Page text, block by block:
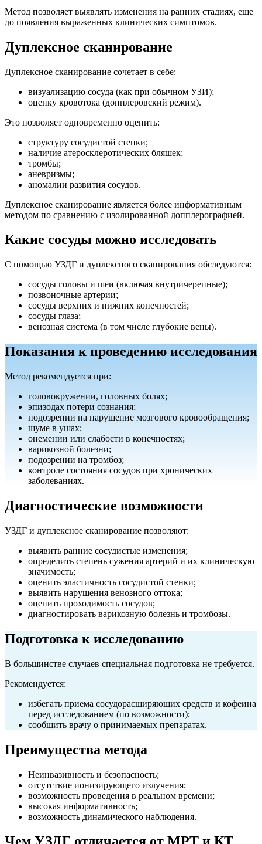
Метод позволяет выявлять изменения на ранних стадиях, еще
до появления выраженных клинических симптомов.
Дуплексное сканирование
Дуплексное сканирование сочетает в себе:
визуализацию сосуда (как при обычном УЗИ);
оценку кровотока (допплеровский режим).
Это позволяет одновременно оценить:
структуру сосудистой стенки;
наличие атеросклеротических бляшек;
тромбы;
аневризмы;
аномалии развития сосудов.
Дуплексное сканирование является более информативным
методом по сравнению с изолированной допплерографией.
Какие сосуды можно исследовать
С помощью УЗДГ и дуплексного сканирования обследуются:
сосуды головы и шеи (включая внутричерепные);
позвоночные артерии;
сосуды верхних и нижних конечностей;
сосуды глаза;
венозная система (в том числе глубокие вены).
Показания к проведению исследования
Метод рекомендуется при:
головокружении, головных болях;
эпизодах потери сознания;
подозрении на нарушение мозгового кровообращения;
шуме в ушах;
онемении или слабости в конечностях;
варикозной болезни;
подозрении на тромбоз;
контроле состояния сосудов при хронических
заболеваниях.
Диагностические возможности
УЗДГ и дуплексное сканирование позволяют:
выявить ранние сосудистые изменения;
определить степень сужения артерий и их клиническую
значимость;
оценить эластичность сосудистой стенки;
выявить нарушения венозного оттока;
оценить проходимость сосудов;
диагностировать варикозную болезнь и тромбозы.
Подготовка к исследованию
В большинстве случаев специальная подготовка не требуется.
Рекомендуется:
избегать приема сосудорасширяющих средств и кофеина
перед исследованием (по возможности);
сообщить врачу о принимаемых препаратах.
Преимущества метода
Неинвазивность и безопасность;
отсутствие ионизирующего излучения;
возможность проведения в реальном времени;
высокая информативность;
возможность динамического наблюдения.